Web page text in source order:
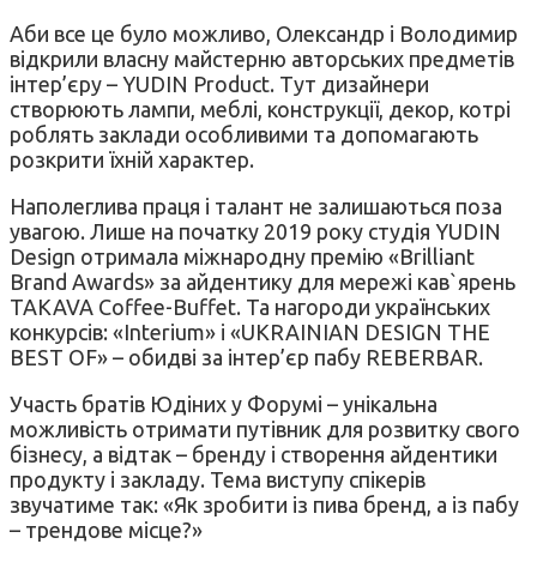
Аби все це було можливо, Олександр і Володимир
відкрили власну майстерню авторських предметів
інтер’єру – YUDIN Product. Тут дизайнери
створюють лампи, меблі, конструкції, декор, котрі
роблять заклади особливими та допомагають
розкрити їхній характер.
Наполеглива праця і талант не залишаються поза
увагою. Лише на початку 2019 року студія YUDIN
Design отримала міжнародну премію «Brilliant
Brand Awards» за айдентику для мережі кав`ярень
TAKAVA Coffee-Buffet. Та нагороди українських
конкурсів: «Interium» і «UKRAINIAN DESIGN THE
BEST OF» – обидві за інтер’єр пабу REBERBAR.
Участь братів Юдіних у Форумі – унікальна
можливість отримати путівник для розвитку свого
бізнесу, а відтак – бренду і створення айдентики
продукту і закладу. Тема виступу спікерів
звучатиме так: «Як зробити із пива бренд, а із пабу
– трендове місце?»